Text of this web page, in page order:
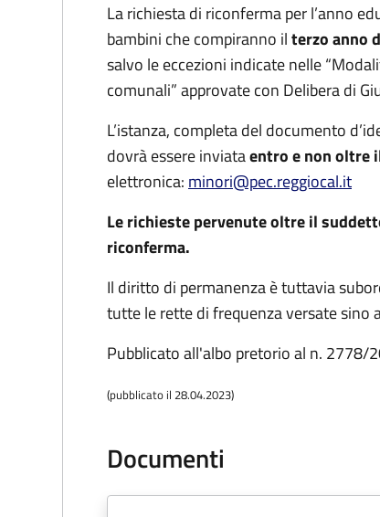
La richiesta di riconferma per l’anno
bambini che compiranno ilterzo anno
salvo le eccezioni indicate nelle
comunali” approvate con Delibera di
L’istanza, completa del documento
dovrà essere inviataentro e non oltre
elettronica: minori@pec.reggiocal.it
Le richieste pervenute oltre il
riconferma.
Il diritto di permanenza è tuttavia
tutte le rette di frequenza versate sino
Pubblicato all'albo pretorio al n. 2778/
(pubblicato il 28.04.2023)
Documenti